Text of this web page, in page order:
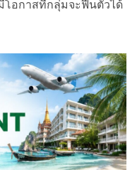
อกาสที่กลุ่มจะฟื้นตัวได้